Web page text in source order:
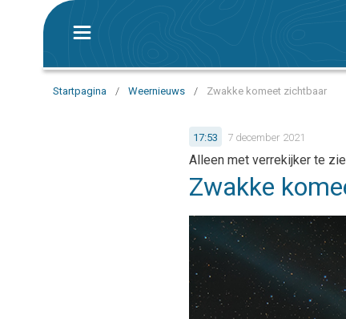
Startpagina / Weernieuws / Zwakke komeet zichtbaar
17:53 7 december 2021
Alleen met verrekijker te
Zwakke